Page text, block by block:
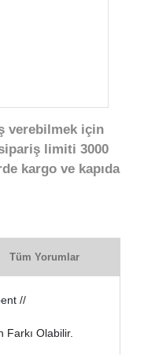
verebilmek için
limiti 3000
kargo ve kapıda
Tüm Yorumlar
//
Farkı Olabilir.